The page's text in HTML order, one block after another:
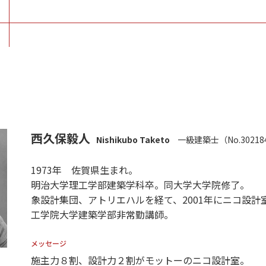
西久保毅人 Nishikubo Taketo 一級建築士（No.302184
1973年 佐賀県生まれ。
明治大学理工学部建築学科卒。同大学大学院修了。
象設計集団、アトリエハルを経て、2001年にニコ設計
工学院大学建築学部非常勤講師。
メッセージ
施主力８割、設計力２割がモットーのニコ設計室。